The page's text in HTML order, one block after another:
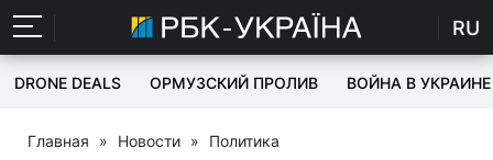
RU
DRONE DEALS ОРМУЗСКИЙ ПРОЛИВ ВОЙНА В УКРАИНЕ
Главная » Новости » Политика